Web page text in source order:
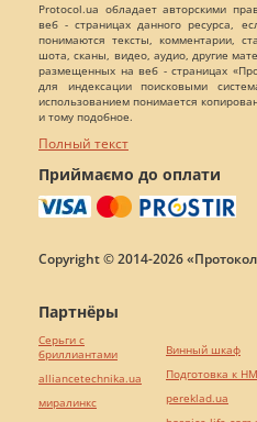
Protocol.ua обладает авторскими
веб - страницах данного ресурса,
понимаются тексты, комментарии,
шота, сканы, видео, аудио, другие
размещенных на веб - страницах
для индексации поисковыми
использованием понимается
и тому подобное.
Полный текст
Приймаємо до оплати
Copyright © 2014-2026
Партнёры
Серьги с
бриллиантами
alliancetechnika.ua
миралинкс
Винный шкаф
Подготовка к
pereklad.ua